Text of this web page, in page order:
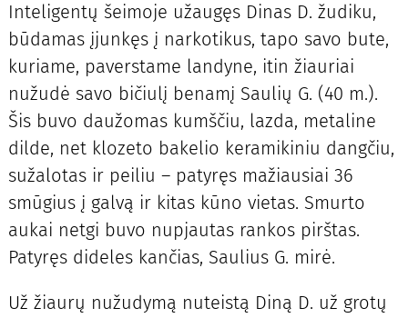
Inteligentų šeimoje užaugęs Dinas D. žudiku,
būdamas įjunkęs į narkotikus, tapo savo bute,
kuriame, paverstame landyne, itin žiauriai
nužudė savo bičiulį benamį Saulių G. (40 m.).
Šis buvo daužomas kumščiu, lazda, metaline
dilde, net klozeto bakelio keramikiniu dangčiu,
sužalotas ir peiliu – patyręs mažiausiai 36
smūgius į galvą ir kitas kūno vietas. Smurto
aukai netgi buvo nupjautas rankos pirštas.
Patyręs dideles kančias, Saulius G. mirė.
Už žiaurų nužudymą nuteistą Diną D. už grotų